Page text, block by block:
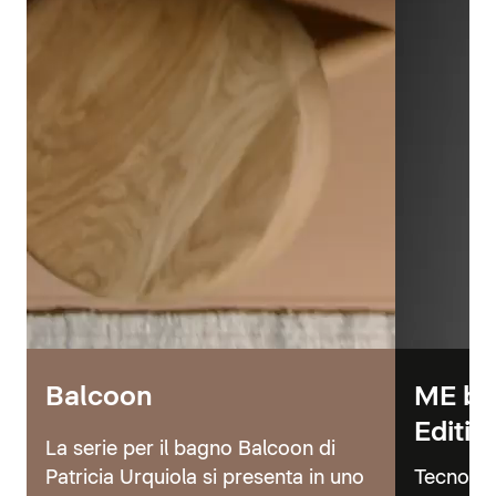
Balcoon
La serie per il bagno Balcoon di
Patricia Urquiola si presenta in uno
ME